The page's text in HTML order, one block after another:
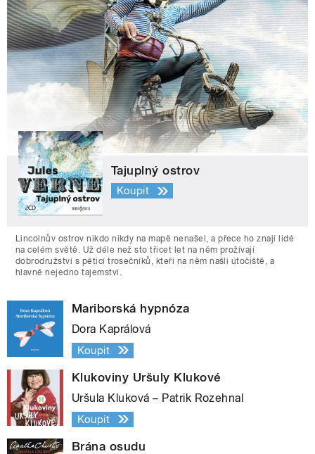
Tajuplný ostrov
Koupit
Lincolnův ostrov nikdo nikdy na mapě nenašel, a přece ho znají lidé
na celém světě. Už déle než sto třicet let na něm prožívají
dobrodružství s pěticí trosečníků, kteří na něm našli útočiště, a
hlavně nejedno tajemství.
Mariborská hypnóza
Dora Kaprálová
Koupit
Klukoviny Uršuly Klukové
Uršula Kluková – Patrik Rozehnal
Koupit
Brána osudu